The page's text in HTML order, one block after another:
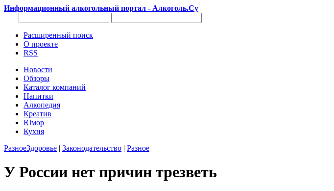
Информационный алкогольный портал - Алкоголь.Су
Расширенный поиск
О проекте
RSS
Новости
Обзоры
Каталог компаний
Напитки
Алкопедия
Креатив
Юмор
Кухня
РазноеЗдоровье | Законодательство | Разное
У России нет причин трезветь